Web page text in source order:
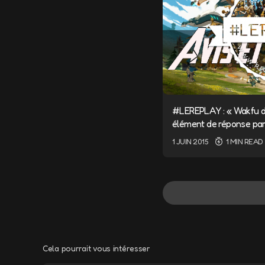
#LEREPLAY : « Wakfu
élément de réponse
1 JUIN 2015 1 MIN READ
Cela pourrait vous intéresser